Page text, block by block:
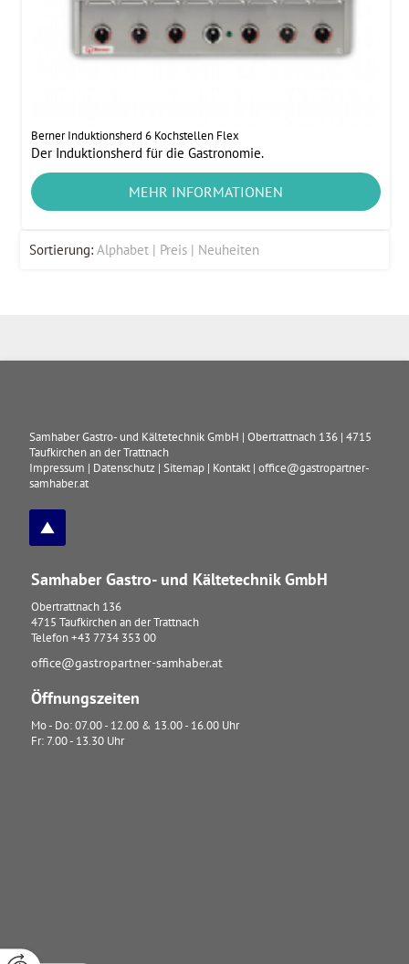
Berner Induktionsherd 6 Kochstellen Flex
Der Induktionsherd für die Gastronomie.
MEHR INFORMATIONEN
Sortierung: Alphabet Preis Neuheiten
Samhaber Gastro- und Kältetechnik GmbH |Obertrattnach 136 |4715
Taufkirchen an der Trattnach
Impressum | Datenschutz |Sitemap | Kontakt |office@gastropartner-
samhaber.at
Samhaber Gastro- und Kältetechnik GmbH
Obertrattnach 136
4715 Taufkirchen an der Trattnach
Telefon +43 7734 353 00
office@gastropartner-samhaber.at
Öffnungszeiten
Mo - Do: 07.00 - 12.00 & 13.00 - 16.00 Uhr
Fr: 7.00 - 13.30 Uhr